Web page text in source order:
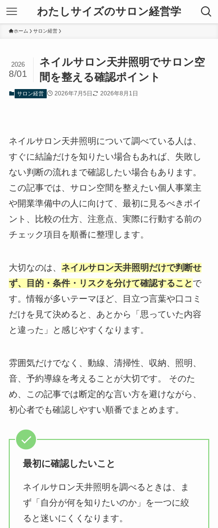
わたしサイズのサロン経営学
ホーム サロン経営
ネイルサロン天井照明でサロン空
間を整える確認ポイント
2026
8/01
サロン経営 2026年7月5日 2026年8月1日
ネイルサロン天井照明について調べている人は、
すぐに結論だけを知りたい場合もあれば、失敗し
ない判断の流れまで確認したい場合もあります。
この記事では、サロン空間を整えたい個人事業主
や開業準備中の人に向けて、最初に見るべきポイ
ント、比較の仕方、注意点、実際に行動する前の
チェック項目を順番に整理します。
大切なのは、 ネイルサロン天井照明だけで判断せ
ず、目的・条件・リスクを分けて確認すること で
す。情報が多いテーマほど、目立つ言葉や口コミ
だけを見て決めると、あとから「思っていた内容
と違った」と感じやすくなります。
雰囲気だけでなく、動線、清掃性、収納、照明、
音、予約導線を考えることが大切です。 そのた
め、この記事では断定的な言い方を避けながら、
初心者でも確認しやすい順番でまとめます。
最初に確認したいこと
ネイルサロン天井照明を調べるときは、ま
ず「自分が何を知りたいのか」を一つに絞
ると迷いにくくなります。